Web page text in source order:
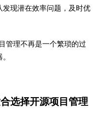
现潜在效率问题，及时优
管理不再是一个繁琐的过
选择开源项目管理